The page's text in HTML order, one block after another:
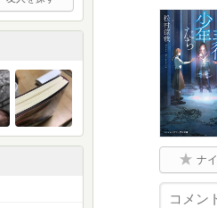
ナ